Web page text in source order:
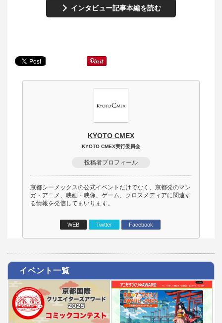
インタビュー記事本編を読む
KYOTO CMEX
KYOTO CMEX実行委員会
投稿者プロフィール
京都シーメックスの公式イベントだけでなく、京都発のマン
ガ・アニメ、映画・映像、ゲーム、クロスメディアに関連す
る情報を発信してまいります。
WEB Twitter Facebook
イベント一覧